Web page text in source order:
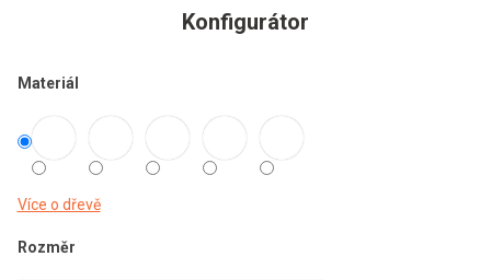
Konfigurátor
Materiál
Více o dřevě
Rozměr